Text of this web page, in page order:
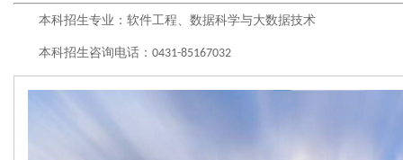
本科招生专业： 软件工程、数据科学与大数据技术
本科招生咨询电话： 0431-85167032